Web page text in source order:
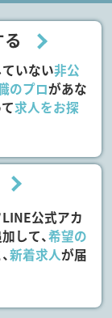
いない非公
のプロがあな
求人をお探
公式アカ
して、希望の
新着求人が届